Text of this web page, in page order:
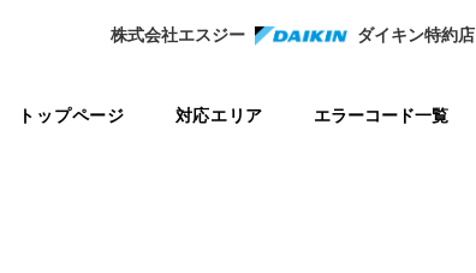
株式会社エスジー ダイキン特約店
トップページ 対応エリア エラーコード一覧